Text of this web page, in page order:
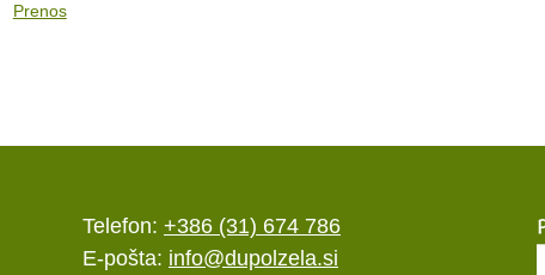
Prenos
Telefon: +386 (31) 674 786
E-pošta: info@dupolzela.si